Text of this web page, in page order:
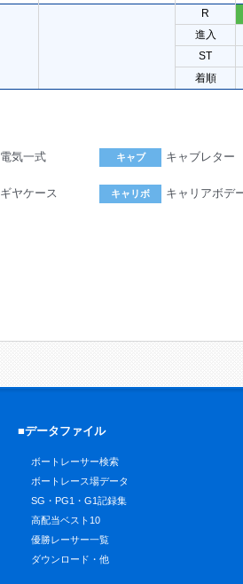
R
進入
ST
着順
電気一式 キャブ キャブレター
ギヤケース キャリボ キャリアボデ
■データファイル
ボートレーサー検索
ボートレース場データ
SG・PG1・G1記録集
高配当ベスト10
優勝レーサー一覧
ダウンロード・他